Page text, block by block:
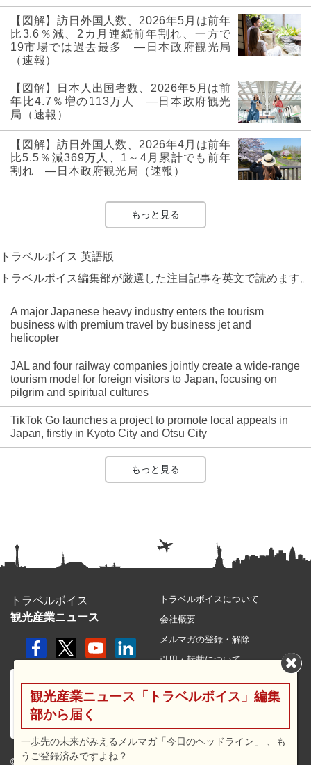
【図解】訪日外国人数、2026年5月は前年
比3.6％減、2カ月連続前年割れ、一方で
19市場では過去最多 ―日本政府観光局
（速報）
【図解】日本人出国者数、2026年5月は前
年比4.7％増の113万人 ―日本政府観光
局（速報）
【図解】訪日外国人数、2026年4月は前年
比5.5％減369万人、1～4月累計でも前年
割れ ―日本政府観光局（速報）
もっと見る
トラベルボイス 英語版
トラベルボイス編集部が厳選した注目記事を英文で読めます。
A major Japanese heavy industry enters the tourism
business with premium travel by business jet and
helicopter
JAL and four railway companies jointly create a wide-range
tourism model for foreign visitors to Japan, focusing on
pilgrim and spiritual cultures
TikTok Go launches a project to promote local appeals in
Japan, firstly in Kyoto City and Otsu City
もっと見る
トラベルボイス
観光産業ニュース
© 2026 travel voice.
トラベルボイスについて
会社概要
メルマガの登録・解除
引用・転載について
利用規約
広告メニュー・料金
観光産業ニュース「トラベルボイス」編集
部から届く
一歩先の未来がみえるメルマガ「今日のヘッドライン」 、も
うご登録済みですよね？